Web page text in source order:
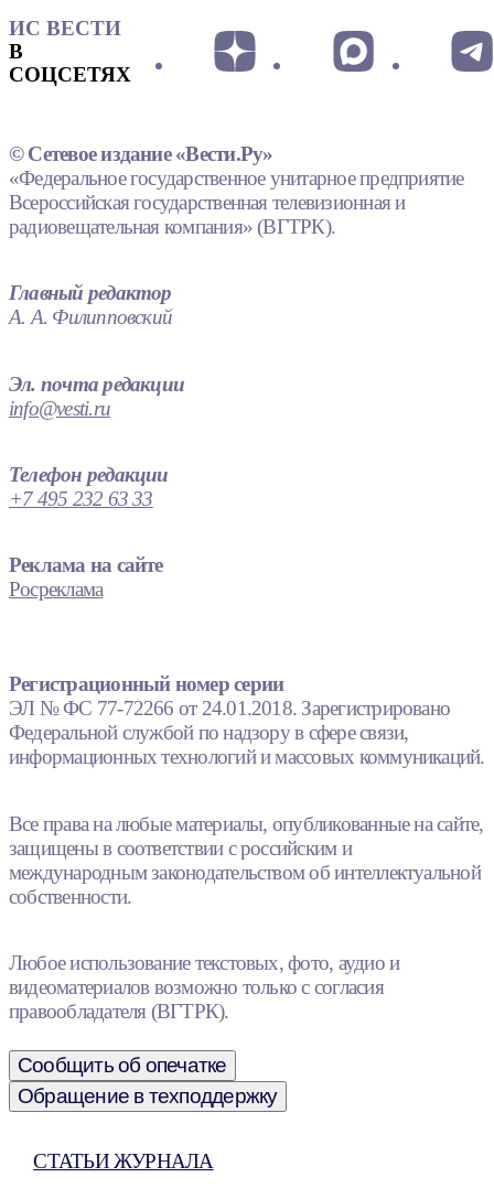
ИС ВЕСТИ
В
СОЦСЕТЯХ
© Сетевое издание «Вести.Ру»
«Федеральное государственное унитарное предприятие
Всероссийская государственная телевизионная и
радиовещательная компания» (ВГТРК).
Главный редактор
А. А. Филипповский
Эл. почта редакции
info@vesti.ru
Телефон редакции
+7 495 232 63 33
Реклама на сайте
Росреклама
Регистрационный номер серии
ЭЛ № ФС 77-72266 от 24.01.2018. Зарегистрировано
Федеральной службой по надзору в сфере связи,
информационных технологий и массовых коммуникаций.
Все права на любые материалы, опубликованные на сайте,
защищены в соответствии с российским и
международным законодательством об интеллектуальной
собственности.
Любое использование текстовых, фото, аудио и
видеоматериалов возможно только с согласия
правообладателя (ВГТРК).
Сообщить об опечатке
Обращение в техподдержку
СТАТЬИ ЖУРНАЛА